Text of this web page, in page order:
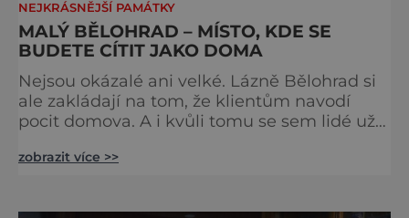
NEJKRÁSNĚJŠÍ PAMÁTKY
MALÝ BĚLOHRAD – MÍSTO, KDE SE
BUDETE CÍTIT JAKO DOMA
Nejsou okázalé ani velké. Lázně Bělohrad si
ale zakládají na tom, že klientům navodí
pocit domova. A i kvůli tomu se sem lidé už
lázeňské koncerty ani velkolepé akce.
zobrazit více >>